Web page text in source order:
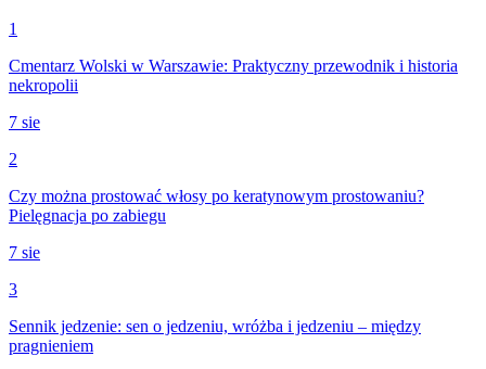
1
Cmentarz Wolski w Warszawie: Praktyczny przewodnik i historia
nekropolii
7 sie
2
Czy można prostować włosy po keratynowym prostowaniu?
Pielęgnacja po zabiegu
7 sie
3
Sennik jedzenie: sen o jedzeniu, wróżba i jedzeniu – między
pragnieniem